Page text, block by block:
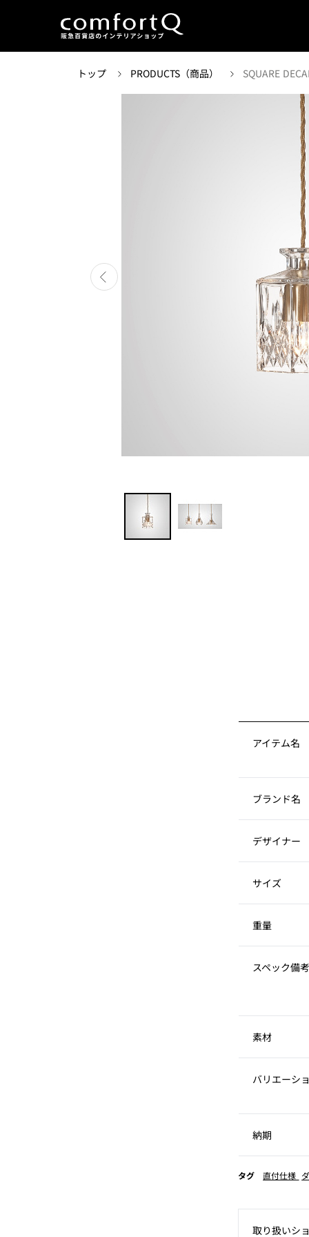
トップ PRODUCTS（商品） SQUARE
アイテム名
ブランド名
デザイナー
サイズ
重量
スペック備考
素材
バリエーシ
納期
タグ 直付仕様
取り扱いシ